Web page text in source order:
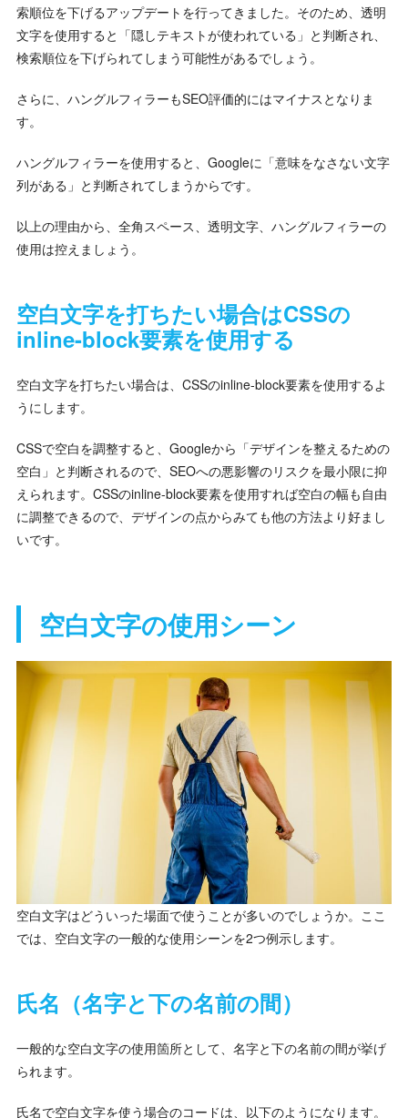
索順位を下げるアップデートを行ってきました。そのため、透明
文字を使用すると「隠しテキストが使われている」と判断され、
検索順位を下げられてしまう可能性があるでしょう。
さらに、ハングルフィラーもSEO評価的にはマイナスとなりま
す。
ハングルフィラーを使用すると、Googleに「意味をなさない文字
列がある」と判断されてしまうからです。
以上の理由から、全角スペース、透明文字、ハングルフィラーの
使用は控えましょう。
空白文字を打ちたい場合はCSSの
inline-block要素を使用する
空白文字を打ちたい場合は、CSSのinline-block要素を使用するよ
うにします。
CSSで空白を調整すると、Googleから「デザインを整えるための
空白」と判断されるので、SEOへの悪影響のリスクを最小限に抑
えられます。CSSのinline-block要素を使用すれば空白の幅も自由
に調整できるので、デザインの点からみても他の方法より好まし
いです。
空白文字の使用シーン
空白文字はどういった場面で使うことが多いのでしょうか。ここ
では、空白文字の一般的な使用シーンを2つ例示します。
氏名（名字と下の名前の間）
一般的な空白文字の使用箇所として、名字と下の名前の間が挙げ
られます。
氏名で空白文字を使う場合のコードは、以下のようになります。